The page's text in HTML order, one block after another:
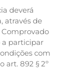
deverá
através de
a participar
com
art. 892 § 2º